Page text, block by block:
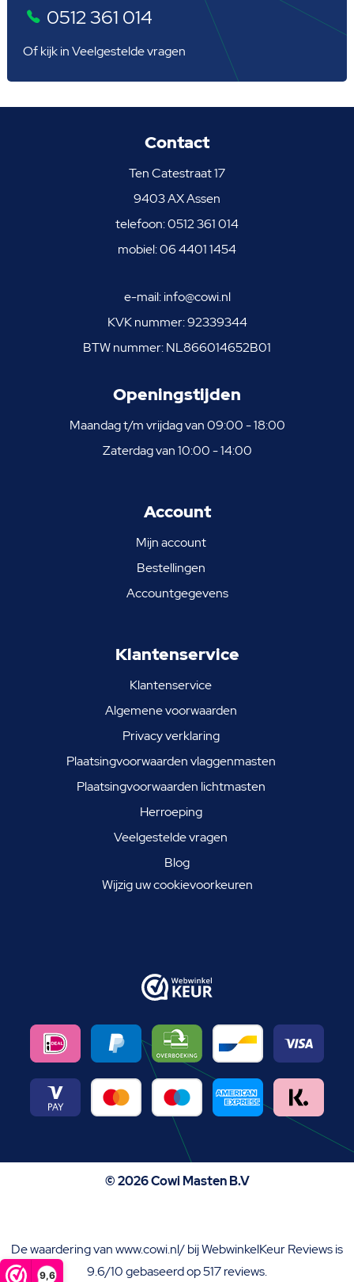
9,6
0512 361 014
Of kijk inVeelgestelde vragen
Contact
Ten Catestraat 17
9403 AX Assen
telefoon:0512 361 014
mobiel:06 4401 1454
e-mail:info@cowi.nl
KVK nummer: 92339344
BTW nummer: NL866014652B01
Openingstijden
Maandag t/m vrijdag van 09:00 - 18:00
Zaterdag van 10:00 - 14:00
Account
Mijn account
Bestellingen
Accountgegevens
Klantenservice
Klantenservice
Algemene voorwaarden
Privacy verklaring
Plaatsingvoorwaarden vlaggenmasten
Plaatsingvoorwaarden lichtmasten
Herroeping
Veelgestelde vragen
Blog
Wijzig uw cookievoorkeuren
© 2026 Cowi Masten B.V
De waardering van www.cowi.nl/ bijWebwinkelKeur Reviewsis
9.6/10 gebaseerd op 517 reviews.